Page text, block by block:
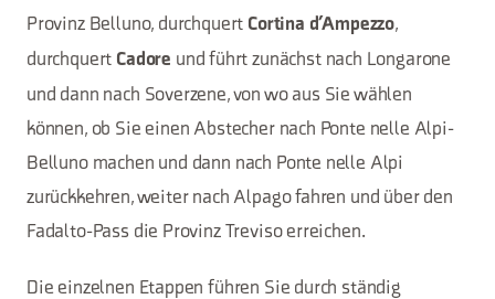
Provinz Belluno, durchquert Cortina d’Ampezzo,
durchquert Cadore und führt zunächst nach Longarone
und dann nach Soverzene, von wo aus Sie wählen
können, ob Sie einen Abstecher nach Ponte nelle Alpi-
Belluno machen und dann nach Ponte nelle Alpi
zurückkehren, weiter nach Alpago fahren und über den
Fadalto-Pass die Provinz Treviso erreichen.
Die einzelnen Etappen führen Sie durch ständig